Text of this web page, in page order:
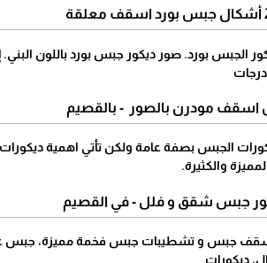
الجبس بورد. صور ديكور جبس بورد باللون البني.
اسقف مودرن بالصور - بالقصيم
الجبس بصفة عامة ولكن تأتي اهمية
والكثيرة.
ارقي ديكورات اسقف جبس و تشطيبات جبس فخمة
ديكورات